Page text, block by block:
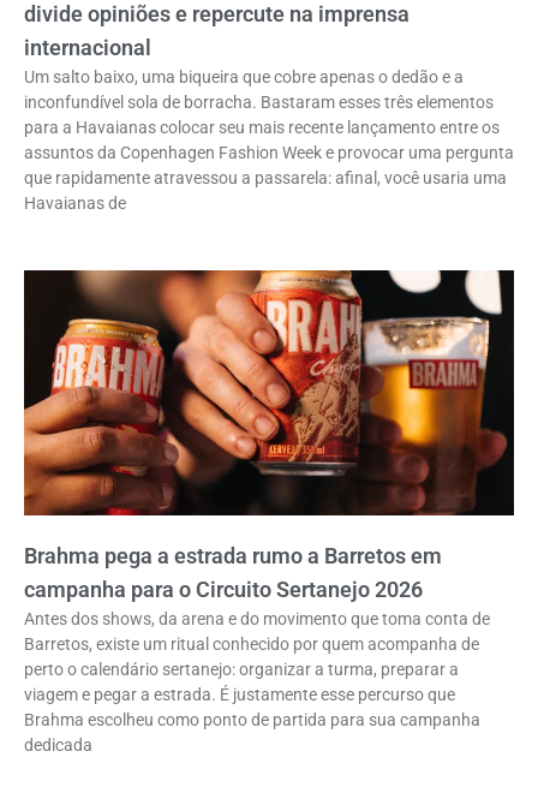
divide opiniões e repercute na imprensa
internacional
Um salto baixo, uma biqueira que cobre apenas o dedão e a
inconfundível sola de borracha. Bastaram esses três elementos
para a Havaianas colocar seu mais recente lançamento entre os
assuntos da Copenhagen Fashion Week e provocar uma pergunta
que rapidamente atravessou a passarela: afinal, você usaria uma
Havaianas de
Brahma pega a estrada rumo a Barretos em
campanha para o Circuito Sertanejo 2026
Antes dos shows, da arena e do movimento que toma conta de
Barretos, existe um ritual conhecido por quem acompanha de
perto o calendário sertanejo: organizar a turma, preparar a
viagem e pegar a estrada. É justamente esse percurso que
Brahma escolheu como ponto de partida para sua campanha
dedicada